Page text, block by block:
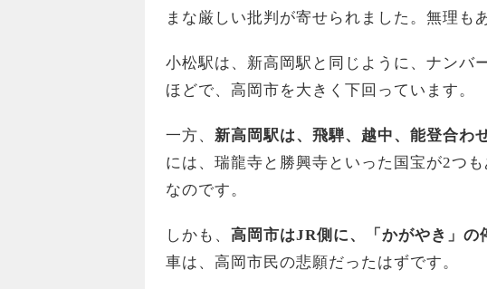
まな厳しい批判が寄せられました。無理も
小松駅は、新高岡駅と同じように、ナンバ
ほどで、高岡市を大きく下回っています。
一方、 新高岡駅は、飛騨、越中、能登合わ
には、瑞龍寺と勝興寺といった国宝が2つ
なのです。
しかも、 高岡市はJR側に、「かがやき」の
車は、高岡市民の悲願だったはずです。